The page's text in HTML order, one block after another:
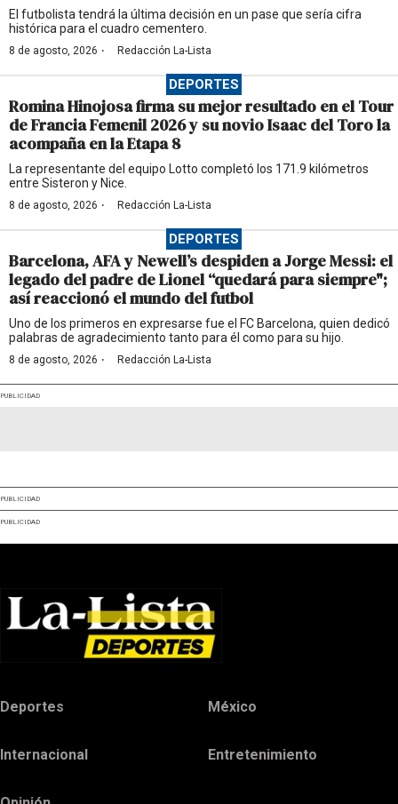
El futbolista tendrá la última decisión en un pase que sería cifra
histórica para el cuadro cementero.
8 de agosto, 2026 · Redacción La-Lista
DEPORTES
Romina Hinojosa firma su mejor resultado en el Tour
de Francia Femenil 2026 y su novio Isaac del Toro la
acompaña en la Etapa 8
La representante del equipo Lotto completó los 171.9 kilómetros
entre Sisteron y Nice.
8 de agosto, 2026 · Redacción La-Lista
DEPORTES
Barcelona, AFA y Newell’s despiden a Jorge Messi: el
legado del padre de Lionel “quedará para siempre";
así reaccionó el mundo del futbol
Uno de los primeros en expresarse fue el FC Barcelona, quien dedicó
palabras de agradecimiento tanto para él como para su hijo.
8 de agosto, 2026 · Redacción La-Lista
PUBLICIDAD
PUBLICIDAD
PUBLICIDAD
Deportes México
Internacional Entretenimiento